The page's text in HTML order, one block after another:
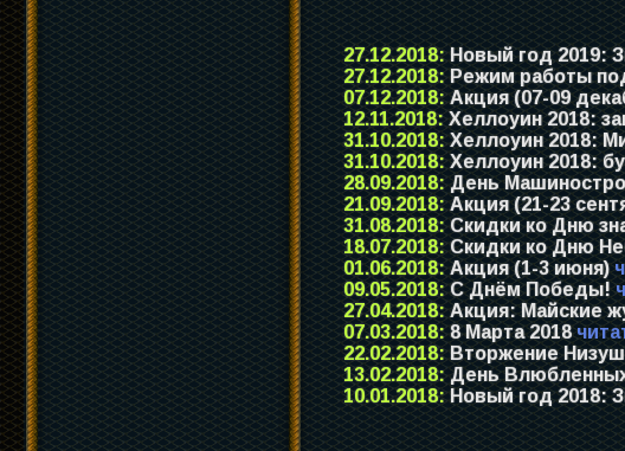
27.12.2018: Новый год 2019:
27.12.2018: Режим работы
07.12.2018: Акция (07-09
12.11.2018: Хеллоуин 2018:
31.10.2018: Хеллоуин 2018:
31.10.2018: Хеллоуин 2018:
28.09.2018: День
21.09.2018: Акция (21-23
31.08.2018: Скидки ко Дню
18.07.2018: Скидки ко Дню
01.06.2018: Акция (1-3 июня)
09.05.2018: С Днём Победы!
27.04.2018: Акция: Майские
07.03.2018: 8 Марта 2018
22.02.2018: Вторжение
13.02.2018: День
10.01.2018: Новый год 2018: